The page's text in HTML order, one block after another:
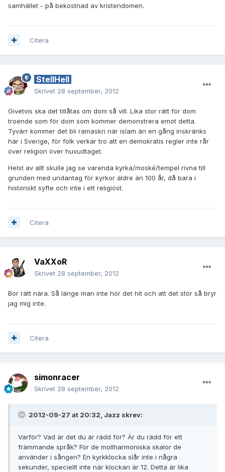
samhället - på bekostnad av kristendomen.
Citera
StellHell
Skrivet 28 september, 2012
Givetvis ska det tillåtas om dom så vill. Lika stor rätt för dom
troende som för dom som kommer demonstrera emot detta.
Tyvärr kommer det bli ramaskri när islam än en gång inskränks
här i Sverige, för folk verkar tro att en demokratis regler inte rår
över religion över huvudtaget.
Helst av allt skulle jag se varenda kyrka/moské/tempel rivna till
grunden med undantag för kyrkor äldre än 100 år, då bara i
historiskt syfte och inte i ett religiöst.
Citera
VaXXoR
Skrivet 28 september, 2012
Bor rätt nära. Så länge man inte hör det hit och att det stör så bryr
jag mig inte.
Citera
simonracer
Skrivet 28 september, 2012
2012-09-27 at 20:32, Jazz skrev:
Varför? Vad är det du är rädd för? Är du rädd för ett
främmande språk? För de mollharmoniska skalor de
använder i sången? En kyrkklocka slår inte i några
sekunder, speciellt inte när klockan är 12. Detta är lika